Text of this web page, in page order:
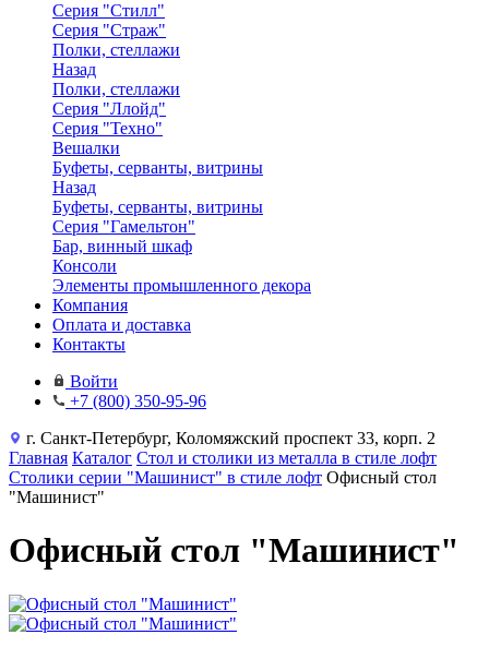
Серия "Стилл"
Серия "Страж"
Полки, стеллажи
Назад
Полки, стеллажи
Серия "Ллойд"
Серия "Техно"
Вешалки
Буфеты, серванты, витрины
Назад
Буфеты, серванты, витрины
Серия "Гамельтон"
Бар, винный шкаф
Консоли
Элементы промышленного декора
Компания
Оплата и доставка
Контакты
Войти
+7 (800) 350-95-96
г. Санкт-Петербург, Коломяжский проспект 33, корп. 2
Главная Каталог Стол и столики из металла в стиле лофт
Столики серии "Машинист" в стиле лофт Офисный стол
"Машинист"
Офисный стол "Машинист"